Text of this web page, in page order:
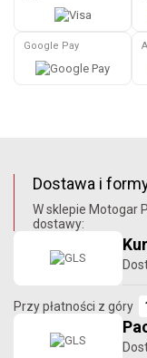
Google Pay
Dostawa i
W sklepie Motogar
dostawy:
Przy płatności z góry